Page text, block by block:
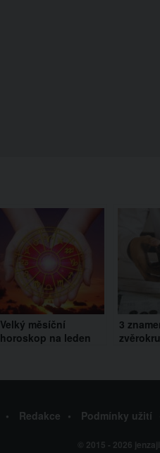
Velký měsíční
horoskop na leden
3
Hrozí
Redakce Podmínky užití
© 2015 - 2026